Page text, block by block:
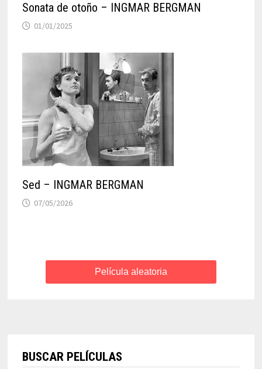
Sonata de otoño – INGMAR BERGMAN
01/01/2025
Sed – INGMAR BERGMAN
07/05/2026
Película aleatoria
BUSCAR PELÍCULAS